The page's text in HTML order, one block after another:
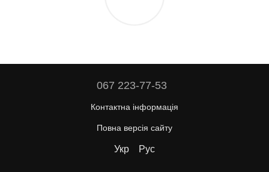
067 223-77-53
Контактна інформація
Повна версія сайту
Укр Рус